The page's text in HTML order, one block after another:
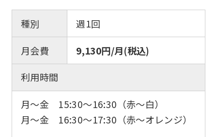
種別
週1回
月会費
9,130円/月(税込)
利用時間
月～金 15:30〜16:30（赤～白）
月～金 16:30～17:30（赤～オレンジ）